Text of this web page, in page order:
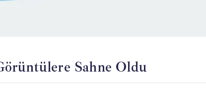
Sahne Oldu